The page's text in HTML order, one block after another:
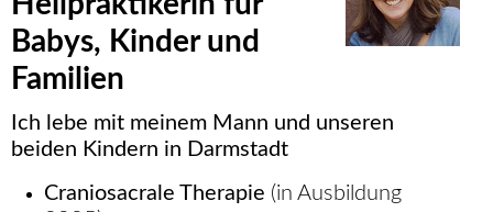
Babys, Kinder und
Familien
Ich lebe mit meinem Mann und unseren
beiden Kindern in Darmstadt
Craniosacrale Therapie (in Ausbildung